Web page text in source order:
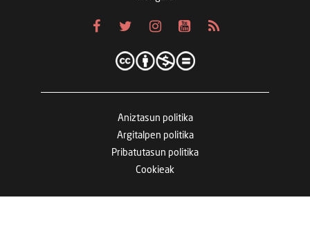
Aniztasun politika
Argitalpen politika
Pribatutasun politika
Cookieak